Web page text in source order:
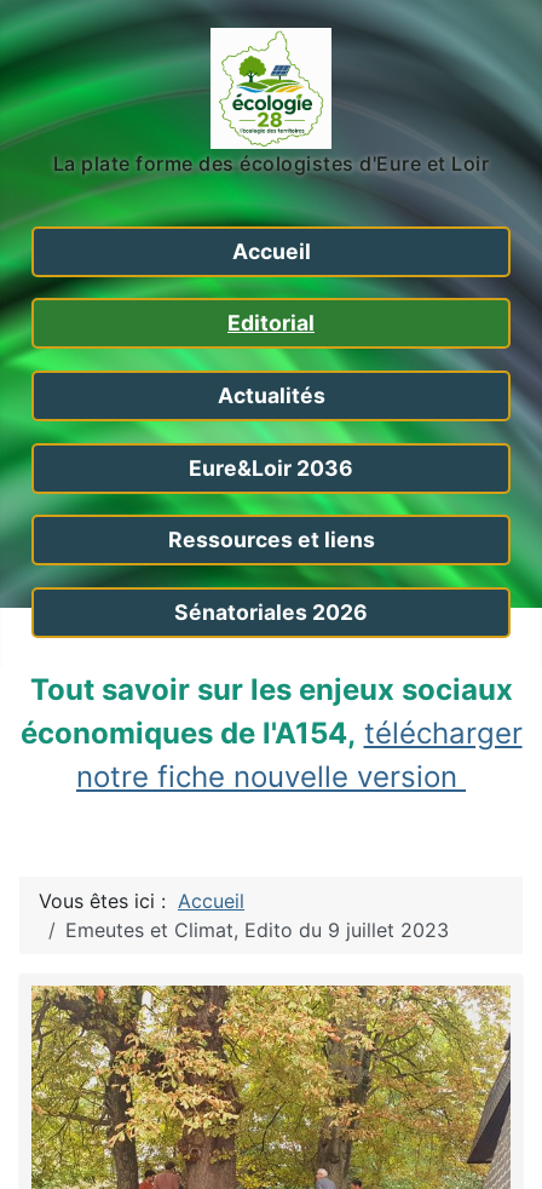
La plate forme des écologistes d'Eure et Loir
Accueil
Editorial
Actualités
Eure&Loir 2036
Ressources et liens
Sénatoriales 2026
Tout savoir sur les enjeux sociaux
économiques de l'A154, télécharger
notre fiche nouvelle version
Vous êtes ici : Accueil
Emeutes et Climat, Edito du 9 juillet 2023